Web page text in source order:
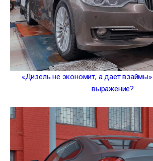
«Дизель не экономит, а дает
выражение?